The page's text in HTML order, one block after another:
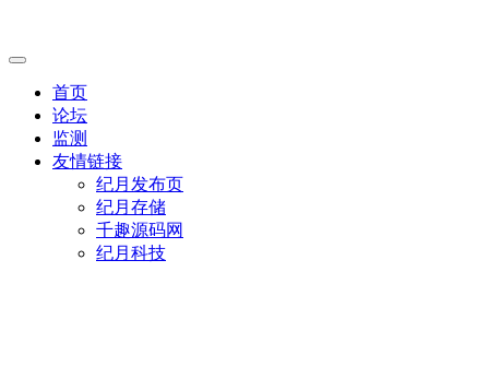
首页
论坛
监测
友情链接
纪月发布页
纪月存储
千趣源码网
纪月科技